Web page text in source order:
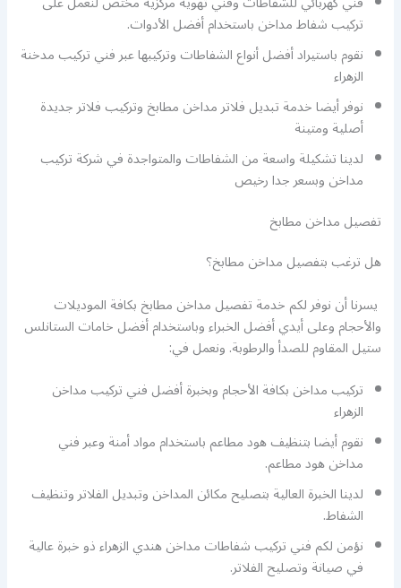
تركيب شفاط مداخن باستخدام أفضل الأدوات.
نقوم باستيراد أفضل أنواع الشفاطات وتركيبها عبر فني تركيب مدخنة
الزهراء
نوفر أيضا خدمة تبديل فلاتر مداخن مطابخ وتركيب فلاتر جديدة
أصلية ومتينة
لدينا تشكيلة واسعة من الشفاطات والمتواجدة في شركة تركيب
مداخن وبسعر جدا رخيص
تفصيل مداخن مطابخ
هل ترغب بتفصيل مداخن مطابخ؟
يسرنا أن نوفر لكم خدمة تفصيل مداخن مطابخ بكافة الموديلات
والأحجام وعلى أيدي أفضل الخبراء وباستخدام أفضل خامات الستانلس
ستيل المقاوم للصدأ والرطوبة. ونعمل في:
تركيب مداخن بكافة الأحجام وبخبرة أفضل فني تركيب مداخن
الزهراء
نقوم أيضا بتنظيف هود مطاعم باستخدام مواد أمنة وعبر فني
مداخن هود مطاعم.
لدينا الخبرة العالية بتصليح مكائن المداخن وتبديل الفلاتر وتنظيف
الشفاط.
نؤمن لكم فني تركيب شفاطات مداخن هندي الزهراء ذو خبرة عالية
في صيانة وتصليح الفلاتر.